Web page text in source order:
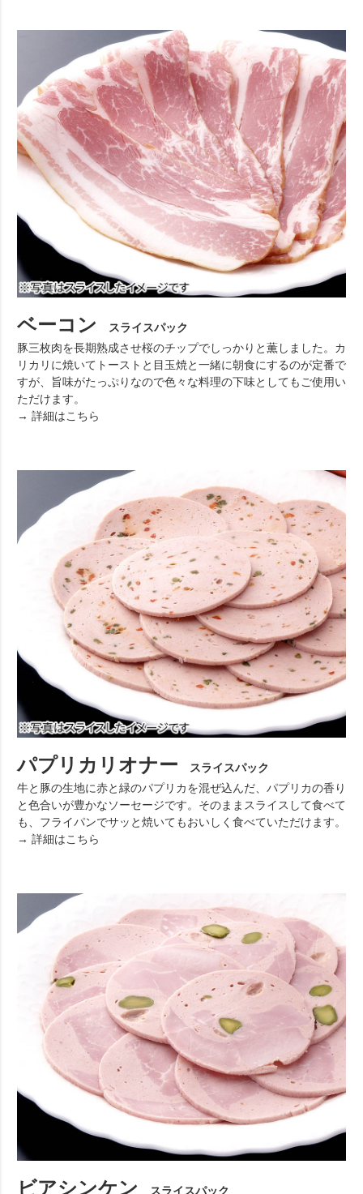
ベーコン
スライスパック
豚三枚肉を長期熟成させ桜のチップでしっかりと薫しました。カ
リカリに焼いてトーストと目玉焼と一緒に朝食にするのが定番で
すが、旨味がたっぷりなので色々な料理の下味としてもご使用い
ただけます。
→ 詳細はこちら
パプリカリオナー スライスパック
牛と豚の生地に赤と緑のパプリカを混ぜ込んだ、パプリカの香り
と色合いが豊かなソーセージです。そのままスライスして食べて
も、フライパンでサッと焼いてもおいしく食べていただけます。
→ 詳細はこちら
ビアシンケン スライスパック